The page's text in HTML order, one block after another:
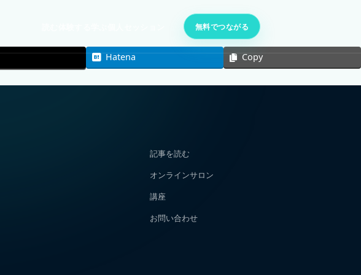
無料でつながる
Hatena Copy
記事を読む
オンラインサロン
講座
お問い合わせ